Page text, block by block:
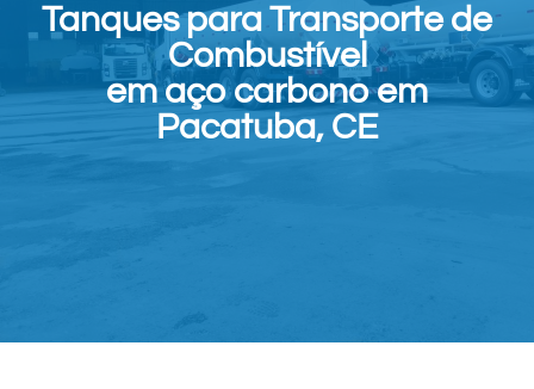
Tanques para Transporte de
Combustível
em aço carbono em
Pacatuba, CE